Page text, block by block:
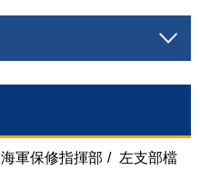
海軍保修指揮部 / 左支部檔